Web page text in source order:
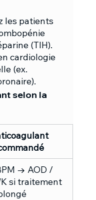
les patients
(TIH).
cardiologie
(ex.
selon la
→ AOD /
si traitement